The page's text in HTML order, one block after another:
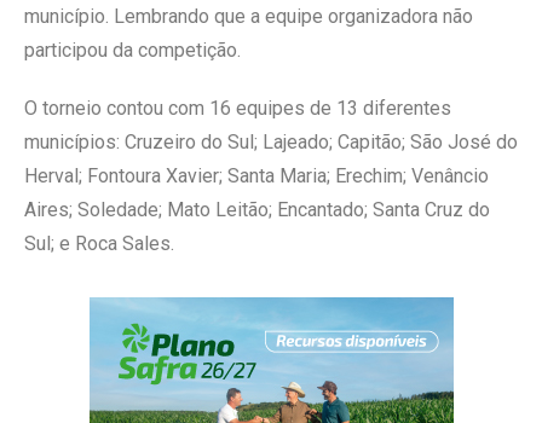
município. Lembrando que a equipe organizadora não
participou da competição.
O torneio contou com 16 equipes de 13 diferentes
municípios: Cruzeiro do Sul; Lajeado; Capitão; São José do
Herval; Fontoura Xavier; Santa Maria; Erechim; Venâncio
Aires; Soledade; Mato Leitão; Encantado; Santa Cruz do
Sul; e Roca Sales.